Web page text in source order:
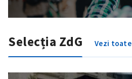
Selecția ZdG Vezi toate